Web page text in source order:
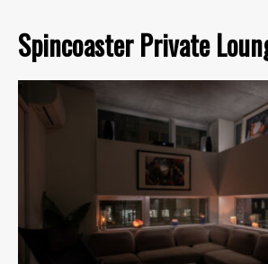
Spincoaster Private